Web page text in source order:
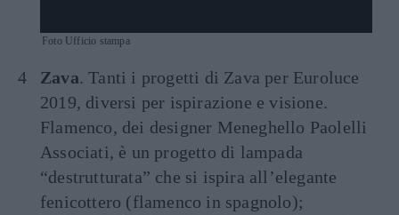
Foto Ufficio stampa
Zava. Tanti i progetti di Zava per Euroluce
2019, diversi per ispirazione e visione.
Flamenco, dei designer Meneghello Paolelli
Associati, è un progetto di lampada
“destrutturata” che si ispira all’elegante
fenicottero (flamenco in spagnolo);